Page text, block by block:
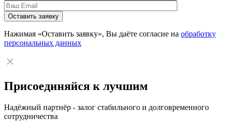
Нажимая «Оставить заявку», Вы даёте согласие на обработку
персональных данных
Присоединяйся к лучшим
Надёжный партнёр - залог стабильного и долговременного
сотрудничества